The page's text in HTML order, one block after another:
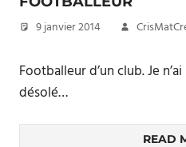
9 janvier 2014
Footballeur d’un club. Je
désolé…
READ